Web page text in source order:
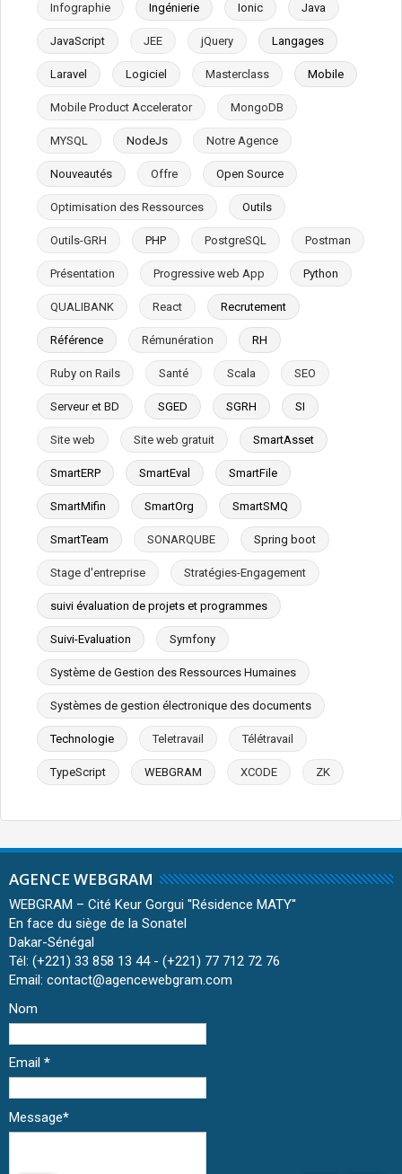
Infographie Ingénierie Ionic Java
JavaScript JEE jQuery Langages
Laravel Logiciel Masterclass Mobile
Mobile Product Accelerator MongoDB
MYSQL NodeJs Notre Agence
Nouveautés Offre Open Source
Optimisation des Ressources Outils
Outils-GRH PHP PostgreSQL Postman
Présentation Progressive web App Python
QUALIBANK React Recrutement
Référence Rémunération RH
Ruby on Rails Santé Scala SEO
Serveur et BD SGED SGRH SI
Site web Site web gratuit SmartAsset
SmartERP SmartEval SmartFile
SmartMifin SmartOrg SmartSMQ
SmartTeam SONARQUBE Spring boot
Stage d'entreprise Stratégies-Engagement
suivi évaluation de projets et programmes
Suivi-Evaluation Symfony
Système de Gestion des Ressources Humaines
Systèmes de gestion électronique des documents
Technologie Teletravail Télétravail
TypeScript WEBGRAM XCODE ZK
AGENCE WEBGRAM
WEBGRAM – Cité Keur Gorgui ''Résidence MATY''
En face du siège de la Sonatel
Dakar-Sénégal
Tél: (+221) 33 858 13 44 - (+221) 77 712 72 76
Email: contact@agencewebgram.com
Nom
Email *
Message*